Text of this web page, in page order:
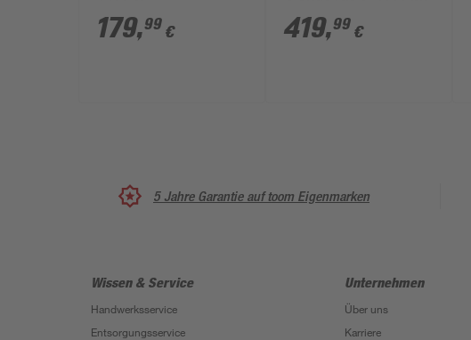
179,99 €
1,6 kW
419,99 €
5 Jahre Garantie auf toom Eigenmarken
Wissen & Service
Handwerksservice
Entsorgungsservice
Unternehmen
Über uns
Karriere